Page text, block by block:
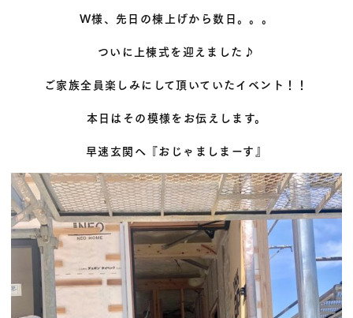
W様、先日の棟上げから数日。。。
ついに上棟式を迎えました♪
ご家族全員楽しみにして頂いていたイベント！！
本日はその模様をお伝えします。
早速玄関へ『おじゃましまーす』